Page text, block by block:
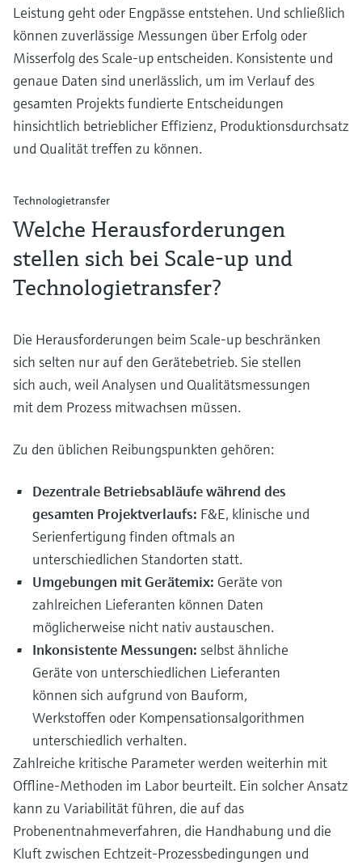
Leistung geht oder Engpässe entstehen. Und schließlich
können zuverlässige Messungen über Erfolg oder
Misserfolg des Scale-up entscheiden. Konsistente und
genaue Daten sind unerlässlich, um im Verlauf des
gesamten Projekts fundierte Entscheidungen
hinsichtlich betrieblicher Effizienz, Produktionsdurchsatz
und Qualität treffen zu können.
Technologietransfer
Welche Herausforderungen
stellen sich bei Scale-up und
Technologietransfer?
Die Herausforderungen beim Scale-up beschränken
sich selten nur auf den Gerätebetrieb. Sie stellen
sich auch, weil Analysen und Qualitätsmessungen
mit dem Prozess mitwachsen müssen.
Zu den üblichen Reibungspunkten gehören:
Dezentrale Betriebsabläufe während des
gesamten Projektverlaufs: F&E, klinische und
Serienfertigung finden oftmals an
unterschiedlichen Standorten statt.
Umgebungen mit Gerätemix: Geräte von
zahlreichen Lieferanten können Daten
möglicherweise nicht nativ austauschen.
Inkonsistente Messungen: selbst ähnliche
Geräte von unterschiedlichen Lieferanten
können sich aufgrund von Bauform,
Werkstoffen oder Kompensationsalgorithmen
unterschiedlich verhalten.
Zahlreiche kritische Parameter werden weiterhin mit
Offline-Methoden im Labor beurteilt. Ein solcher Ansatz
kann zu Variabilität führen, die auf das
Probenentnahmeverfahren, die Handhabung und die
Kluft zwischen Echtzeit-Prozessbedingungen und